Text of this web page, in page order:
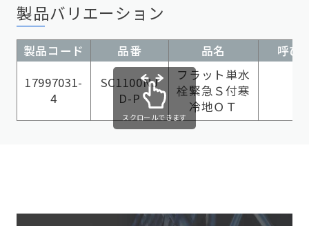
製品バリエーション
製品コード 品番 品名
呼び
17997031-
4
SC1100NJ
D-P
フラット単水
栓緊急Ｓ付寒
冷地ＯＴ
スクロールできます